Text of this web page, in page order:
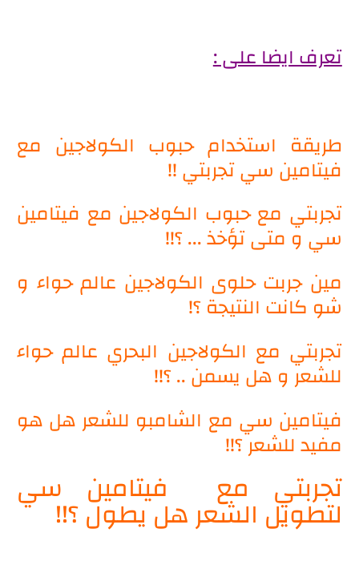
تعرف ايضا على :
طريقة استخدام حبوب الكولاجين مع
فيتامين سي تجربتي !!
تجربتي مع حبوب الكولاجين مع فيتامين
سي و متى تؤخذ ... ؟!!
مين جربت حلوى الكولاجين عالم حواء و
شو كانت النتيجة ؟!
تجربتي مع الكولاجين البحري عالم حواء
للشعر و هل يسمن .. ؟!!
فيتامين سي مع الشامبو للشعر هل هو
مفيد للشعر ؟!!
تجربتي مع فيتامين سي
لتطويل الشعر هل يطول ؟!!